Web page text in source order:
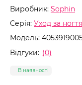
Виробник: Sophin
Серія: Уход за
Модель:
Відгуки: (0)
В наявності